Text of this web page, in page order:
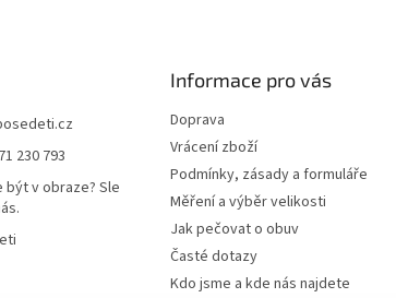
230 793
být v obraze? Sle
Informace pro vás
Doprava
Vrácení zboží
Podmínky, zásady a formuláře
Měření a výběr velikosti
Jak pečovat o obuv
Časté dotazy
Kdo jsme a kde nás najdete